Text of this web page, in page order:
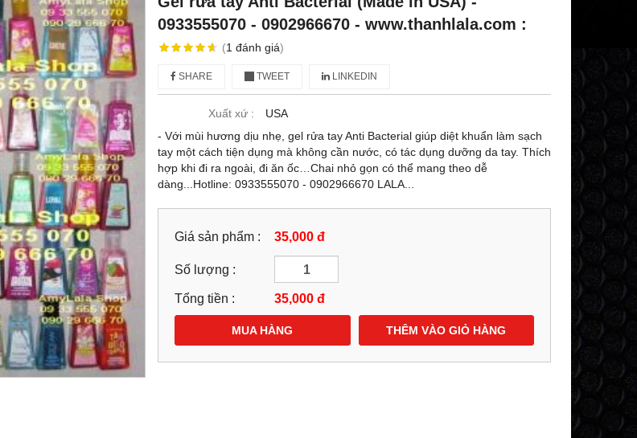
DOP
39ML -
-21%
KEM MẶT (120G) HẠT VÀNG 24K
DOP LASCAD® NANO GOLD
GLUTATHIONE 9IN1 SIÊU TRẮNG
-27%
KEM (LOTION DẠNG NÉN) DƯỠNG
TRẮNG TOÀN THÂN DOP LASCAD
-25%
SỮA RỬA MẶT
24K TRẮNG DA
NANO GOLD
0858193968 -
599,000 đ
0933555070 - 0902966670 - www.thanhlala.com :
(1 đánh giá)
SHARE TWEET LINKEDIN
Xuất xứ :
USA
- Với mùi hương dịu nhẹ, gel rửa tay Anti Bacterial giúp diệt khuẩn làm sạch
tay một cách tiện dụng mà không cần nước, có tác dụng dưỡng da tay. Thích
hợp khi đi ra ngoài, đi ăn ốc…Chai nhỏ gọn có thể mang theo dễ
dàng...Hotline: 0933555070 - 0902966670 LALA...
Giá sản phẩm : 35,000 đ
Số lượng :
Tổng tiền : 35,000 đ
MUA HÀNG THÊM VÀO GIỎ HÀNG